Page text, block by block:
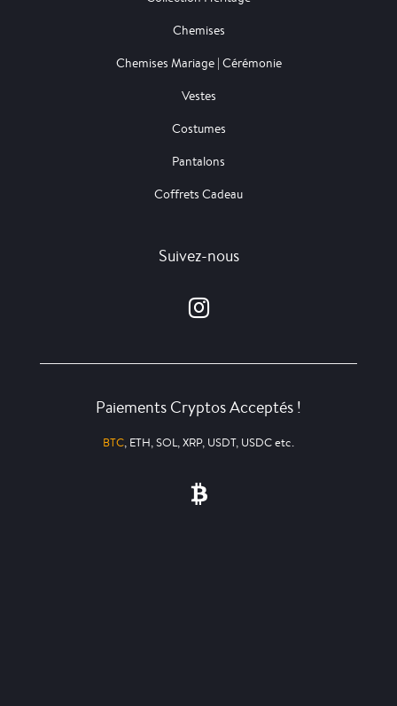
Chemises
Chemises Mariage | Cérémonie
Vestes
Costumes
Pantalons
Coffrets Cadeau
Suivez-nous
Paiements Cryptos Acceptés !
BTC, ETH, SOL, XRP, USDT, USDC etc.